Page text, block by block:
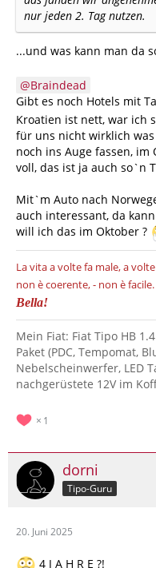
nur jeden 2. Tag nutzen.
...und was kann man da
Braindead
Gibt es noch Hotels mit
Kroatien ist nett, war ich
für uns nicht wirklich
noch ins Auge fassen,
voll, das ist ja auch so`n
Mit`m Auto nach
auch interessant, da
will ich das im Oktober ?
La vita a volte fa male, a
non è coerente, - non è facile.
Bella!
Mein Fiat: Fiat Tipo HB
Paket (PDC, Tempomat,
Nebelscheinwerfer, LED
nachgerüstete 12V im
1
dorni
Tipo-Guru
20. Juni 2025
4 J A H R E ?!